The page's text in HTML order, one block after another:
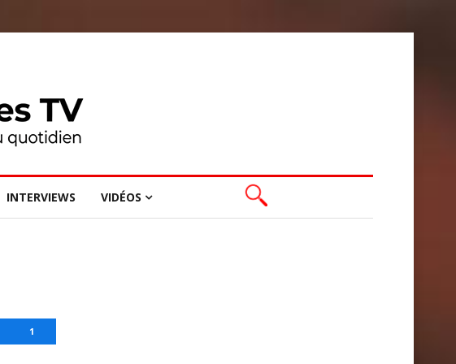
INTERVIEWS VIDÉOS
1